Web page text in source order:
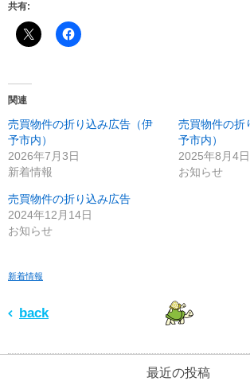
共有:
関連
売買物件の折り込み広告（伊
予市内）
2026年7月3日
新着情報
売買物件の折
予市内）
2025年8月4日
お知らせ
売買物件の折り込み広告
2024年12月14日
お知らせ
新着情報
back
最近の投稿